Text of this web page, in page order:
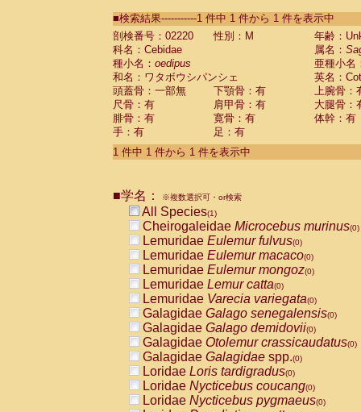
CebidaeSaguinus labiatus(0)
Cebidae Saguinus leucopus (0)
Cebidae
Cebidae
CebidaeSaguinus nigricollis (0)
Cebidae Saguinus oedipus
Cebidae Saguinus weddelli
Cebidae Saguinusspp.
Cebidae Aotus trivirgatus
Cebidae Cebus albifrons
CebidaeCebus nigrivittatus
CebidaeCebus
CebidaeSaimiri boliviensis(0)
CebidaeSaimiri sciureus(0)
AtelidaeAlouatta caraya(0)
AtelidaeAlouatta fusca(0)
AtelidaeAlouatta seniculus
AtelidaeAlouattaspp.(0)
AtelidaeAteles belzebuth(0)
AtelidaeAteles geoffroyi(0)
AtelidaeAteles paniscus(0)
AtelidaeAtelesspp.(0)
Atelidae Lagothrix lagothricha
AtelidaeLagothrix lagothricha cana
PitheciidaeCacajao calvus
■検索結果-----------1 件中 1 件から 1 件を表示中
剖検番号：02220
性別：M
年齢：
科名：Cebidae
属名：
種小名： oedipus
亜種小名
和名：ワタボウシパンシェ
英名：
頭蓋骨：一部無
下顎骨：有
上腕骨：
尺骨：有
肩甲骨：有
大腿骨：
腓骨：有
寛骨：有
体幹：有
手：有
足：有
1 件中 1 件から 1 件を表示中
■学名： ※複数選択可・or検索
All Species(1)
Cheirogaleidae Microcebus murinus(0)
Lemuridae Eulemur fulvus(0)
Lemuridae Eulemur macaco(0)
Lemuridae Eulemur mongoz(0)
Lemuridae Lemur catta(0)
Lemuridae Varecia variegata(0)
Galagidae Galago senegalensis(0)
Galagidae Galago demidovii(0)
Galagidae Otolemur crassicaudatus(0)
Galagidae Galagidae spp.(0)
Loridae Loris tardigradus(0)
Loridae Nycticebus coucang(0)
Loridae Nycticebus pygmaeus(0)